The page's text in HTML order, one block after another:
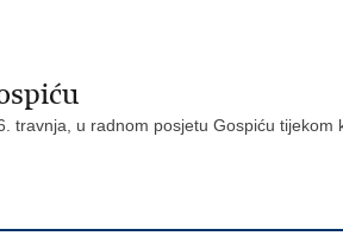
travnja, u radnom posjetu Gospiću tijekom